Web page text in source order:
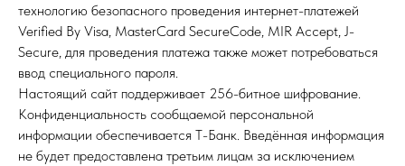
технологию безопасного проведения интернет-платежей
Verified By Visa, MasterCard SecureCode, MIR Accept, J-
Secure, для проведения платежа также может потребоваться
ввод специального пароля.
Настоящий сайт поддерживает 256-битное шифрование.
Конфиденциальность сообщаемой персональной
информации обеспечивается Т-Банк. Введённая информация
не будет предоставлена третьим лицам за исключением